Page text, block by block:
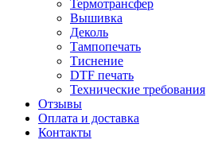
Термотрансфер
Вышивка
Деколь
Тампопечать
Тиснение
DTF печать
Технические требования
Отзывы
Оплата и доставка
Контакты